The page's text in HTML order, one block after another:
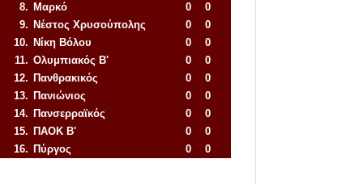
8. Μαρκό 0
0
9. Νέστος Χρυσούπολης 0
0
10. Νίκη Βόλου 0
0
11. Ολυμπιακός Β' 0
0
12. Πανθρακικός 0
0
13. Πανιώνιος 0
0
14. Πανσερραϊκός 0
0
15. ΠΑΟΚ Β' 0
0
16. Πύργος 0
0